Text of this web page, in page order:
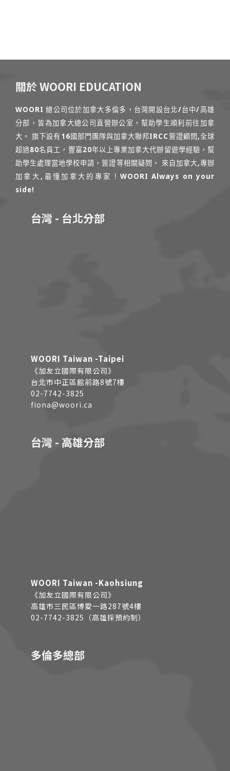
關於 WOORI EDUCATION
WOORI 總公司位於加拿大多倫多，台灣開設台北/台中/高雄
分部，皆為加拿大總公司直營辦公室，幫助學生順利前往加拿
大。 旗下設有16國部門團隊與加拿大聯邦IRCC簽證顧問,全球
超過80名員工，豐富20年以上專業加拿大代辦留遊學經驗，幫
助學生處理當地學校申請，簽證等相關疑問。 來自加拿大,專辦
加拿大,最懂加拿大的專家！WOORI Always on your
side!
台灣 - 台北分部
WOORI Taiwan -Taipei
《加友立國際有限公司》
台北市中正區館前路8號7樓
02-7742-3825
fiona@woori.ca
台灣 - 高雄分部
WOORI Taiwan -Kaohsiung
《加友立國際有限公司》
高雄市三民區博愛一路287號4樓
02-7742-3825（高雄採預約制）
多倫多總部